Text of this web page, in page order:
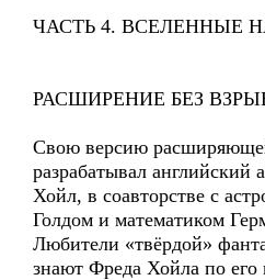
ЧАСТЬ 4. ВСЕЛЕННЫЕ
РАСШИРЕНИЕ БЕЗ
Свою версию
разрабатывал английский
Хойл, в соавторстве с
Голдом и математиком
Любители «твёрдой»
знают Фреда Хойла по его